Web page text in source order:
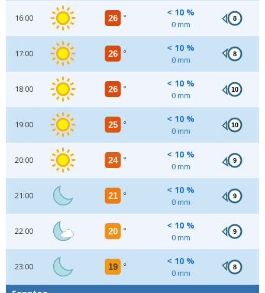
16:00 26 °
< 10 %
0 mm
8
17:00 26 °
< 10 %
0 mm
8
18:00 26 °
< 10 %
0 mm
10
19:00 25 °
< 10 %
0 mm
10
20:00 24 °
< 10 %
0 mm
9
21:00 21 °
< 10 %
0 mm
9
22:00 20 °
< 10 %
0 mm
9
23:00 19 °
< 10 %
0 mm
8